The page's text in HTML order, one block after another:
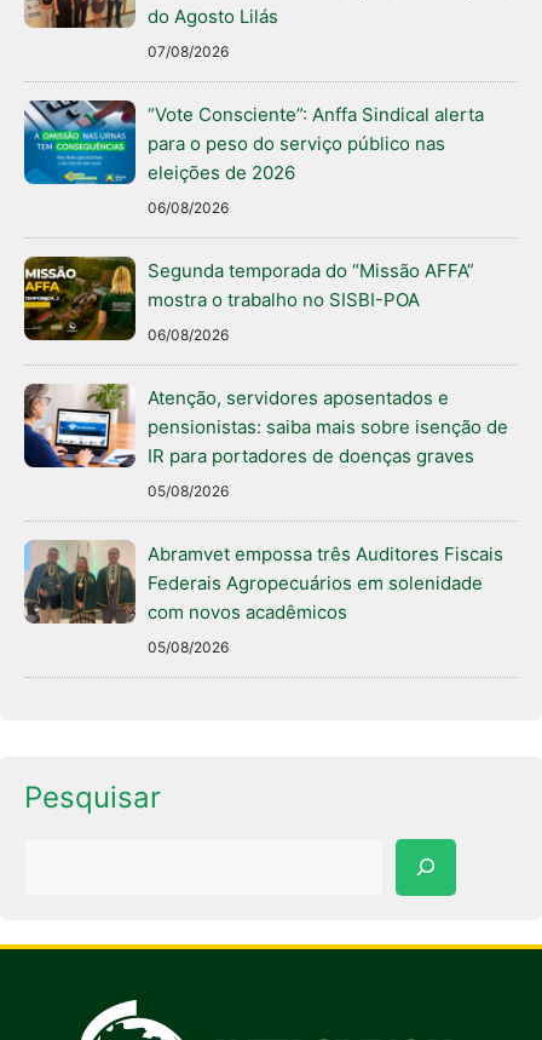
do Agosto Lilás
07/08/2026
“Vote Consciente”: Anffa Sindical alerta
para o peso do serviço público nas
eleições de 2026
06/08/2026
Segunda temporada do “Missão AFFA”
mostra o trabalho no SISBI-POA
06/08/2026
Atenção, servidores aposentados e
pensionistas: saiba mais sobre isenção de
IR para portadores de doenças graves
05/08/2026
Abramvet empossa três Auditores Fiscais
Federais Agropecuários em solenidade
com novos acadêmicos
05/08/2026
Pesquisar